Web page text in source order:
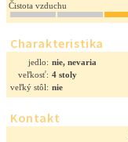
Čistota vzduchu
Charakteristika
jedlo: nie, nevaria
veľkosť: 4 stoly
veľký stôl: nie
Kontakt